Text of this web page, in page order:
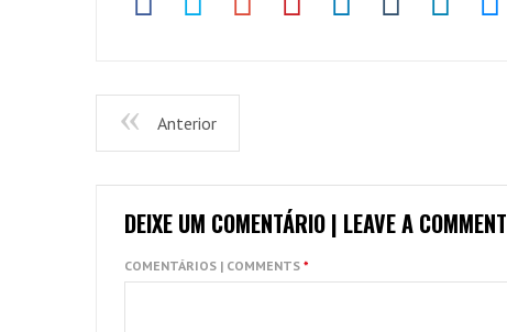
Anterior
DEIXE UM COMENTÁRIO | LEAVE A COMMENT
COMENTÁRIOS | COMMENTS *